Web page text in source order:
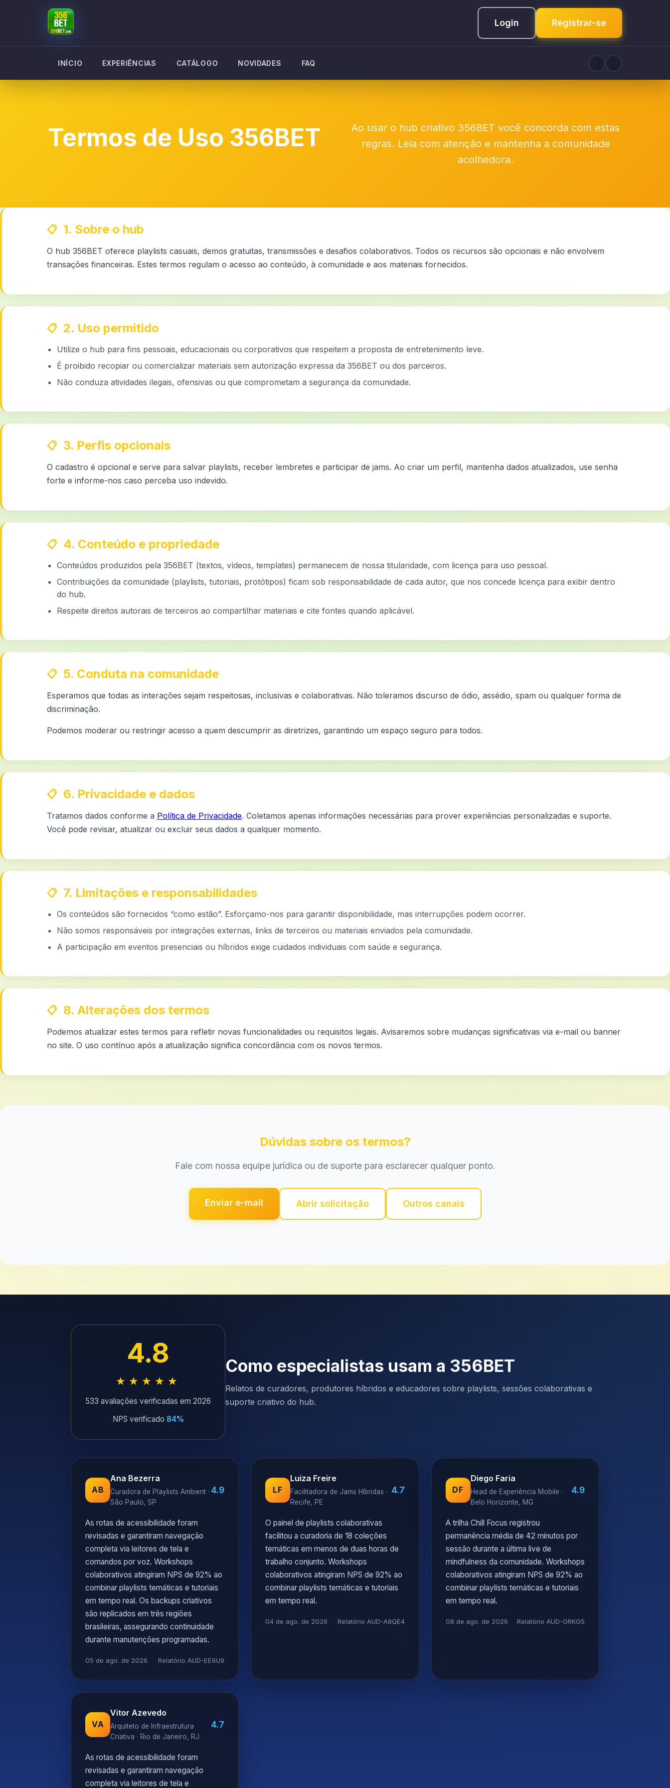
Login Registrar-se
INÍCIO EXPERIÊNCIAS CATÁLOGO NOVIDADES FAQ
Termos de Uso 356BET
Ao usar o hub criativo 356BET você concorda com estas
regras. Leia com atenção e mantenha a comunidade
acolhedora.
1. Sobre o hub
O hub 356BET oferece playlists casuais, demos gratuitas, transmissões e desafios colaborativos. Todos os recursos são opcionais e não envolvem
transações financeiras. Estes termos regulam o acesso ao conteúdo, à comunidade e aos materiais fornecidos.
2. Uso permitido
Utilize o hub para fins pessoais, educacionais ou corporativos que respeitem a proposta de entretenimento leve.
É proibido recopiar ou comercializar materiais sem autorização expressa da 356BET ou dos parceiros.
Não conduza atividades ilegais, ofensivas ou que comprometam a segurança da comunidade.
3. Perfis opcionais
O cadastro é opcional e serve para salvar playlists, receber lembretes e participar de jams. Ao criar um perfil, mantenha dados atualizados, use senha
forte e informe-nos caso perceba uso indevido.
4. Conteúdo e propriedade
Conteúdos produzidos pela 356BET (textos, vídeos, templates) permanecem de nossa titularidade, com licença para uso pessoal.
Contribuições da comunidade (playlists, tutoriais, protótipos) ficam sob responsabilidade de cada autor, que nos concede licença para exibir dentro
do hub.
Respeite direitos autorais de terceiros ao compartilhar materiais e cite fontes quando aplicável.
5. Conduta na comunidade
Esperamos que todas as interações sejam respeitosas, inclusivas e colaborativas. Não toleramos discurso de ódio, assédio, spam ou qualquer forma de
discriminação.
Podemos moderar ou restringir acesso a quem descumprir as diretrizes, garantindo um espaço seguro para todos.
6. Privacidade e dados
Tratamos dados conforme a Política de Privacidade. Coletamos apenas informações necessárias para prover experiências personalizadas e suporte.
Você pode revisar, atualizar ou excluir seus dados a qualquer momento.
7. Limitações e responsabilidades
Os conteúdos são fornecidos “como estão”. Esforçamo-nos para garantir disponibilidade, mas interrupções podem ocorrer.
Não somos responsáveis por integrações externas, links de terceiros ou materiais enviados pela comunidade.
A participação em eventos presenciais ou híbridos exige cuidados individuais com saúde e segurança.
8. Alterações dos termos
Podemos atualizar estes termos para refletir novas funcionalidades ou requisitos legais. Avisaremos sobre mudanças significativas via e-mail ou banner
no site. O uso contínuo após a atualização significa concordância com os novos termos.
Dúvidas sobre os termos?
Fale com nossa equipe jurídica ou de suporte para esclarecer qualquer ponto.
Enviar e-mail Abrir solicitação Outros canais
4.8
★★★★★
533 avaliações verificadas em 2026
NPS verificado 84%
Como especialistas usam a 356BET
Relatos de curadores, produtores híbridos e educadores sobre playlists, sessões colaborativas e
suporte criativo do hub.
AB
Ana Bezerra
Curadora de Playlists Ambient ·
São Paulo, SP
4.9
As rotas de acessibilidade foram
revisadas e garantiram navegação
completa via leitores de tela e
comandos por voz. Workshops
colaborativos atingiram NPS de 92% ao
combinar playlists temáticas e tutoriais
em tempo real. Os backups criativos
são replicados em três regiões
brasileiras, assegurando continuidade
durante manutenções programadas.
05 de ago. de 2026 Relatório AUD-EE6U9
LF
Luiza Freire
Facilitadora de Jams Híbridas ·
Recife, PE
4.7
O painel de playlists colaborativas
facilitou a curadoria de 18 coleções
temáticas em menos de duas horas de
trabalho conjunto. Workshops
colaborativos atingiram NPS de 92% ao
combinar playlists temáticas e tutoriais
em tempo real.
04 de ago. de 2026 Relatório AUD-A8QE4
DF
Diego Faria
Head de Experiência Mobile ·
Belo Horizonte, MG
4.9
A trilha Chill Focus registrou
permanência média de 42 minutos por
sessão durante a última live de
mindfulness da comunidade. Workshops
colaborativos atingiram NPS de 92% ao
combinar playlists temáticas e tutoriais
em tempo real.
08 de ago. de 2026 Relatório AUD-GRKGS
VA
Vitor Azevedo
Arquiteto de Infraestrutura
Criativa · Rio de Janeiro, RJ
4.7
As rotas de acessibilidade foram
revisadas e garantiram navegação
completa via leitores de tela e